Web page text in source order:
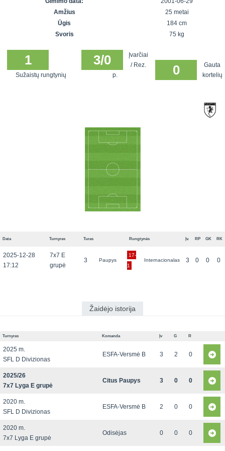
SFL rudens
Snaigės taurė
čempionatas
Vilnius
Amžius
25 metai
Ūgis
184 cm
Svoris
75 kg
1
Sužaistų rungtynių
3/0
Įvarčiai
/ Rez.
p.
0
Gauta
kortelių
Data Turnyras Turas Rungtynės Įv. RP GK RK
2025-12-28
17:12
7x7 E
grupė
3 Paupys
17-
1
Internacionalas 3 0 0 0
Žaidėjo istorija
Turnyras Komanda Įv G R
2025 m.
SFL D Divizionas
ESFA-Versmė B 3 2 0
2025/26
7x7 Lyga E grupė
Citus Paupys 3 0 0
2020 m.
SFL D Divizionas
ESFA-Versmė B 2 0 0
2020 m.
7x7 Lyga E grupė
Odisėjas 0 0 0